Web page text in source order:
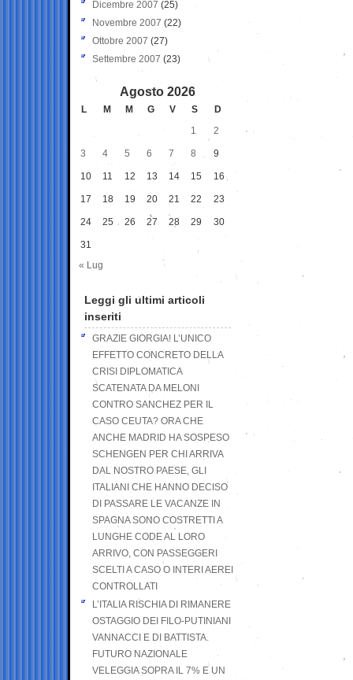
Dicembre 2007 (25)
Novembre 2007 (22)
Ottobre 2007 (27)
Settembre 2007 (23)
Agosto 2026
L M M G V S
D
1
2
3 4 5 6 7 8 9
10 11 12 13 14 15 16
17 18 19 20 21 22 23
24 25 26 27 28 29 30
31
« Lug
Leggi gli ultimi articoli
inseriti
GRAZIE GIORGIA! L’UNICO
EFFETTO CONCRETO DELLA
CRISI DIPLOMATICA
SCATENATA DA MELONI
CONTRO SANCHEZ PER IL
CASO CEUTA? ORA CHE
ANCHE MADRID HA SOSPESO
SCHENGEN PER CHI ARRIVA
DAL NOSTRO PAESE, GLI
ITALIANI CHE HANNO DECISO
DI PASSARE LE VACANZE IN
SPAGNA SONO COSTRETTI A
LUNGHE CODE AL LORO
ARRIVO, CON PASSEGGERI
SCELTI A CASO O INTERI AEREI
CONTROLLATI
L’ITALIA RISCHIA DI RIMANERE
OSTAGGIO DEI FILO-PUTINIANI
VANNACCI E DI BATTISTA.
FUTURO NAZIONALE
VELEGGIA SOPRA IL 7% E UN